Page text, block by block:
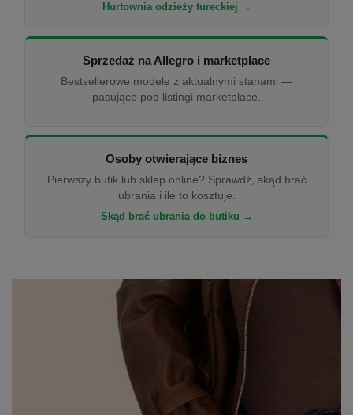
Hurtownia odzieży tureckiej →
Sprzedaż na Allegro i marketplace
Bestsellerowe modele z aktualnymi stanami —
pasujące pod listingi marketplace.
Osoby otwierające biznes
Pierwszy butik lub sklep online? Sprawdź, skąd brać
ubrania i ile to kosztuje.
Skąd brać ubrania do butiku →